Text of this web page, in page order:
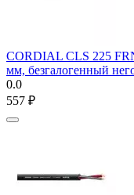
CORDIAL CLS 225
мм, безгалогенный
0.0
‍557‍ ₽